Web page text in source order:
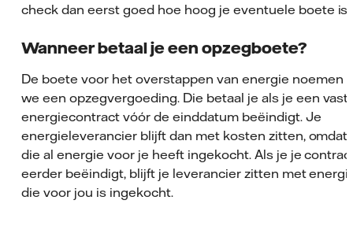
check dan eerst goed hoe hoog je eventuele boete is.
Wanneer betaal je een opzegboete?
De boete voor het overstappen van energie noemen
we een opzegvergoeding. Die betaal je als je een vast
energiecontract vóór de einddatum beëindigt. Je
energieleverancier blijft dan met kosten zitten, omdat
die al energie voor je heeft ingekocht. Als je je
eerder beëindigt, blijft je leverancier zitten met
die voor jou is ingekocht.